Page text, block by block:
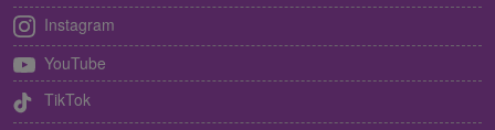
Instagram
YouTube
TikTok